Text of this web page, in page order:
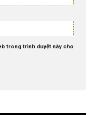
trong trình duyệt này cho